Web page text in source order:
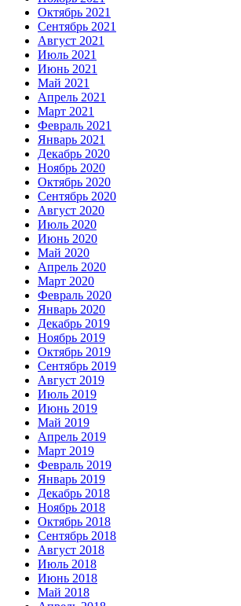
Октябрь 2021
Сентябрь 2021
Август 2021
Июль 2021
Июнь 2021
Май 2021
Апрель 2021
Март 2021
Февраль 2021
Январь 2021
Декабрь 2020
Ноябрь 2020
Октябрь 2020
Сентябрь 2020
Август 2020
Июль 2020
Июнь 2020
Май 2020
Апрель 2020
Март 2020
Февраль 2020
Январь 2020
Декабрь 2019
Ноябрь 2019
Октябрь 2019
Сентябрь 2019
Август 2019
Июль 2019
Июнь 2019
Май 2019
Апрель 2019
Март 2019
Февраль 2019
Январь 2019
Декабрь 2018
Ноябрь 2018
Октябрь 2018
Сентябрь 2018
Август 2018
Июль 2018
Июнь 2018
Май 2018